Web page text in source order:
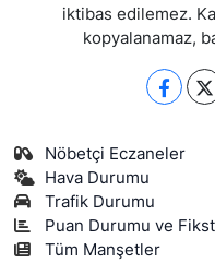
iktibas edilemez.
kopyalanamaz,
Nöbetçi Eczaneler
Hava Durumu
Trafik Durumu
Puan Durumu ve
Tüm Manşetler